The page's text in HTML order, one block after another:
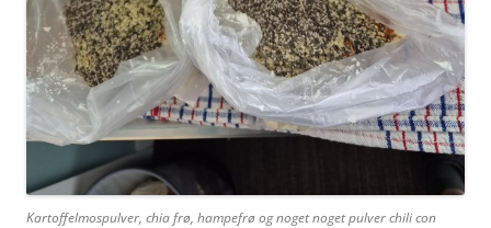
Kartoffelmospulver, chia frø, hampefrø og noget noget pulver chili con